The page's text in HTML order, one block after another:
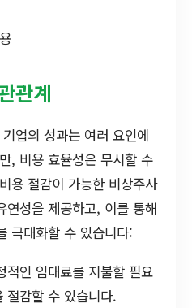
관계
업의 성과는 여러 요인에
, 비용 효율성은 무시할 수
용 절감이 가능한 비상주사
연성을 제공하고, 이를 통해
극대화할 수 있습니다:
적인 임대료를 지불할 필요
절감할 수 있습니다.